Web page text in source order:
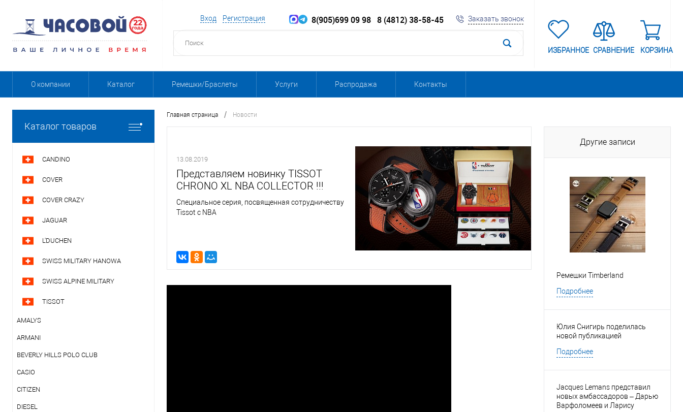
Вход Регистрация 8(905)699 09 98 8 (4812) 38-58-45 Заказать звонок
ИЗБРАННОЕ СРАВНЕНИЕ КОРЗИНА
О компании Каталог Ремешки/Браслеты Услуги Распродажа Контакты
Каталог товаров
CANDINO
COVER
COVER CRAZY
JAGUAR
L'DUCHEN
SWISS MILITARY HANOWA
SWISS ALPINE MILITARY
TISSOT
AMALYS
ARMANI
BEVERLY HILLS POLO CLUB
CASIO
CITIZEN
DIESEL
Главная страница / Новости
13.08.2019
Представляем новинку TISSOT
CHRONO XL NBA COLLECTOR !!!
Специальное серия, посвященная сотрудничеству
Tissot с NBA
Другие записи
Ремешки Timberland
Подробнее
Юлия Снигирь поделилась
новой публикацией
Подробнее
Jacques Lemans представил
новых амбассадоров – Дарью
Варфоломеев и Ларису